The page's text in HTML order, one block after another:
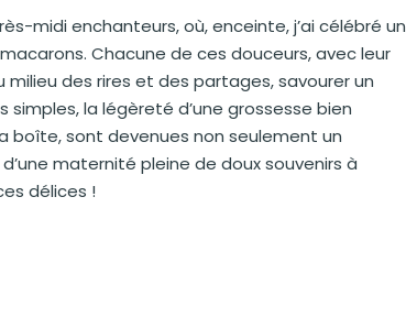
midi enchanteurs, où, enceinte, j’ai célébré un
Chacune de ces douceurs, avec leur
des rires et des partages, savourer un
la légèreté d’une grossesse bien
boîte, sont devenues non seulement un
maternité pleine de doux souvenirs à
délices !